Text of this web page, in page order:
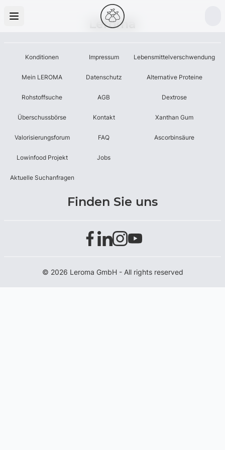
Leroma
Konditionen
Mein LEROMA
Rohstoffsuche
Überschussbörse
Valorisierungsforum
Lowinfood Projekt
Aktuelle Suchanfragen
Impressum
Datenschutz
AGB
Kontakt
FAQ
Jobs
Lebensmittelverschwendung
Alternative Proteine
Dextrose
Xanthan Gum
Ascorbinsäure
Finden Sie uns
© 2026 Leroma GmbH - All rights reserved